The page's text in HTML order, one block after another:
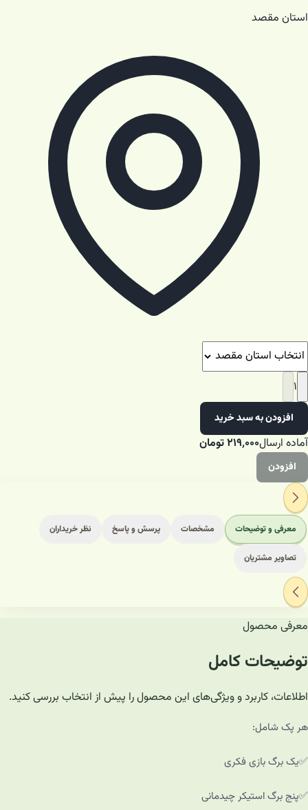
استان مقصد
۱
افزودن به سبد خرید
آماده ارسال۲۱۹٬۰۰۰تومان
افزودن
معرفی و توضیحات مشخصات پرسش و پاسخ نظر خریداران
تصاویر مشتریان
معرفی محصول
توضیحات کامل
اطلاعات، کاربرد و ویژگی‌های این محصول را پیش از انتخاب بررسی کنید.
هر پک شامل:
✅️یک برگ بازی فکری
✅️پنج برگ استیکر چیدمانی